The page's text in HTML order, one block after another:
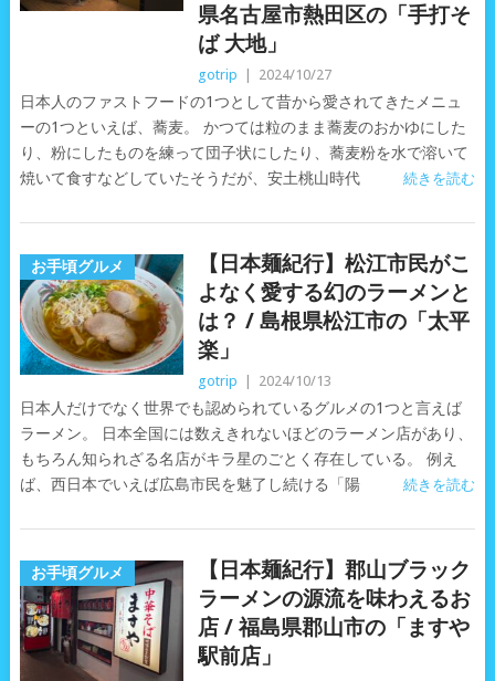
県名古屋市熱田区の「手打そ
ば 大地」
gotrip 2024/10/27
日本人のファストフードの1つとして昔から愛されてきたメニュ
ーの1つといえば、蕎麦。 かつては粒のまま蕎麦のおかゆにした
り、粉にしたものを練って団子状にしたり、蕎麦粉を水で溶いて
焼いて食すなどしていたそうだが、安土桃山時代
続きを読む
お手頃グルメ
【日本麺紀行】松江市民がこ
よなく愛する幻のラーメンと
は？ / 島根県松江市の「太平
楽」
gotrip 2024/10/13
日本人だけでなく世界でも認められているグルメの1つと言えば
ラーメン。 日本全国には数えきれないほどのラーメン店があり、
もちろん知られざる名店がキラ星のごとく存在している。 例え
ば、西日本でいえば広島市民を魅了し続ける「陽
続きを読む
お手頃グルメ
【日本麺紀行】郡山ブラック
ラーメンの源流を味わえるお
店 / 福島県郡山市の「ますや
駅前店」